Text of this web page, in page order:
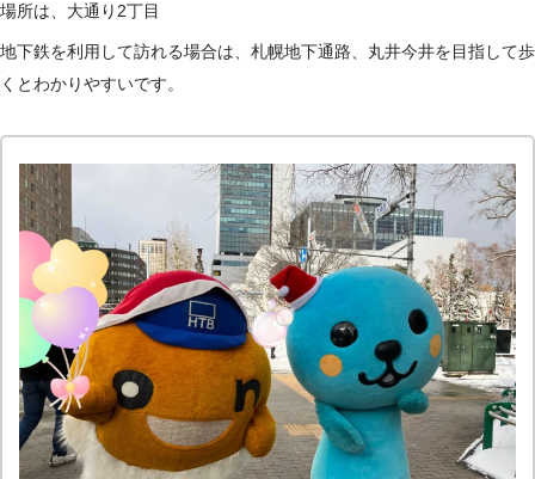
場所は、大通り2丁目
地下鉄を利用して訪れる場合は、札幌地下通路、丸井今井を目指して歩
くとわかりやすいです。